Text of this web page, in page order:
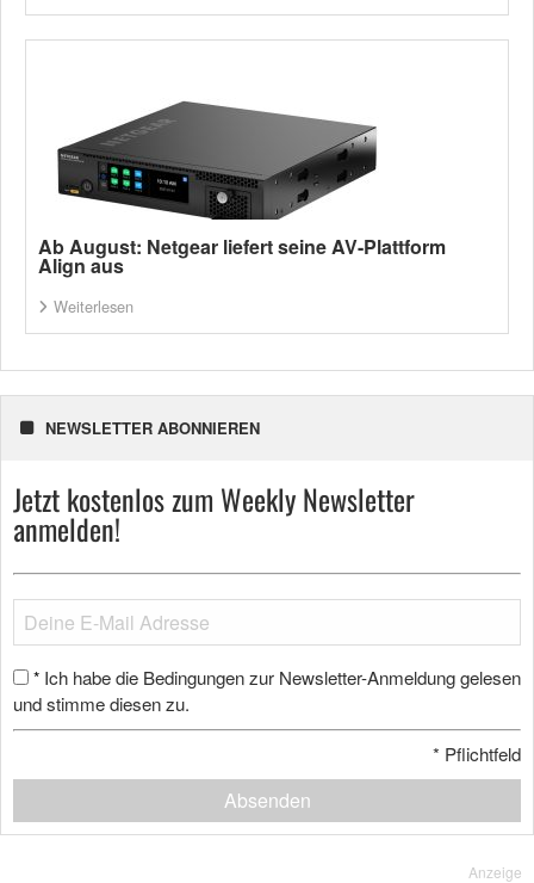
Ab August: Netgear liefert seine AV-Plattform
Align aus
Weiterlesen
NEWSLETTER ABONNIEREN
Jetzt kostenlos zum Weekly Newsletter
anmelden!
* Ich habe die Bedingungen zur Newsletter-Anmeldung gelesen
und stimme diesen zu.
* Pflichtfeld
Absenden
Anzeige